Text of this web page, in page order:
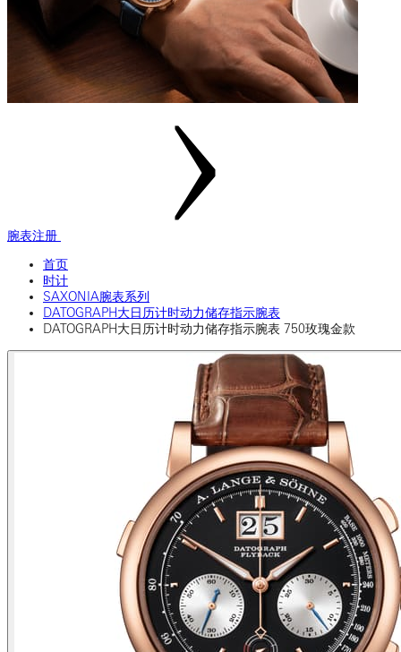
腕表注册
首页
时计
SAXONIA腕表系列
DATOGRAPH大日历计时动力储存指示腕表
DATOGRAPH大日历计时动力储存指示腕表 750玫瑰金款